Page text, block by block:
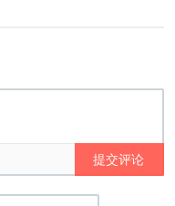
提交评论